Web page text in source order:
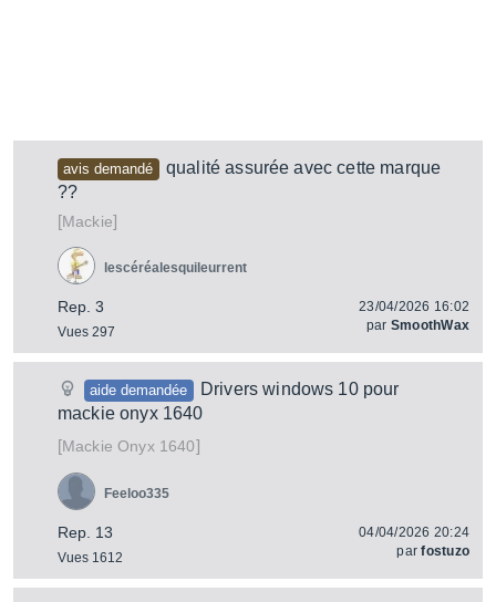
avis demandé
qualité assurée avec cette marque
??
[Mackie]
Rep. 3
Vues 297
lescéréalesquileurrent
23/04/2026 16:02
par SmoothWax
aide demandée
Drivers windows 10 pour
mackie onyx 1640
[Mackie Onyx 1640]
Rep. 13
Vues 1612
Feeloo335
04/04/2026 20:24
parfostuzo